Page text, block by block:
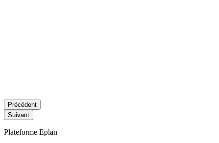
Précédent
Suivant
Plateforme Eplan